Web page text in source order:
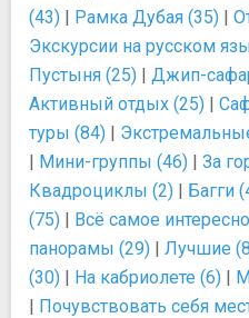
(43) | Рамка Дубая (35) |
Экскурсии на русском
Пустыня (25) | Джип-
Активный отдых (25) |
туры (84) |
| Мини-группы (46) | За
Квадроциклы (2) | Багги
(75) | Всё самое
панорамы (29) | Лучшие
(30) | На кабриолете (6) |
| Почувствовать себя